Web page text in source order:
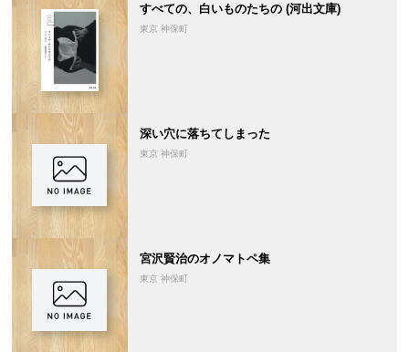
すべての、白いものたちの (河出文庫)
東京 神保町
深い穴に落ちてしまった
東京 神保町
宮沢賢治のオノマトペ集
東京 神保町